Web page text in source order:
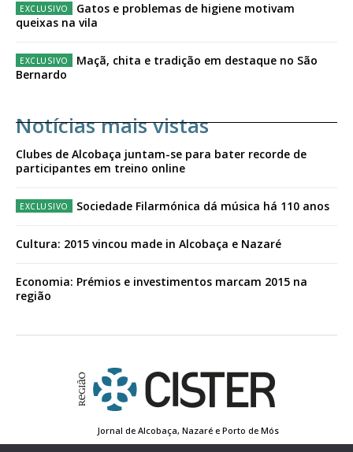
Gatos e problemas de higiene motivam
queixas na vila
Maçã, chita e tradição em destaque no São
Bernardo
Notícias mais vistas
Clubes de Alcobaça juntam-se para bater recorde de
participantes em treino online
Sociedade Filarmónica dá música há 110 anos
Cultura: 2015 vincou made in Alcobaça e Nazaré
Economia: Prémios e investimentos marcam 2015 na
região
Jornal de Alcobaça, Nazaré e Porto de Mós